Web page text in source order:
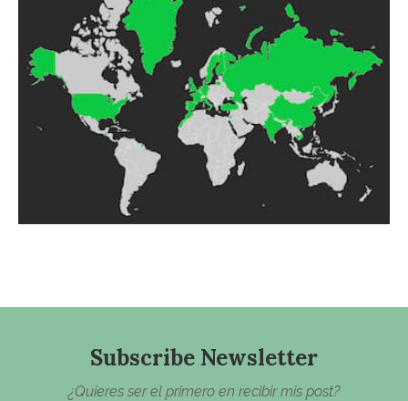
Subscribe Newsletter
¿Quieres ser el primero en recibir mis post?